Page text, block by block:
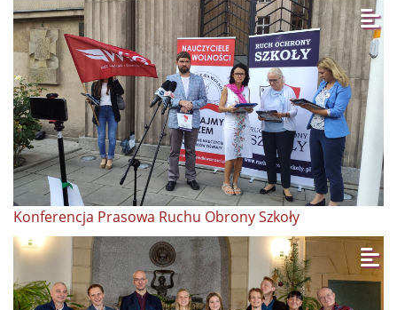
Konferencja Prasowa Ruchu Obrony Szkoły